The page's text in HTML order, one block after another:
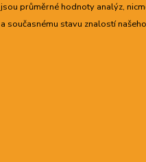
průměrné hodnoty analýz,
stavu znalostí